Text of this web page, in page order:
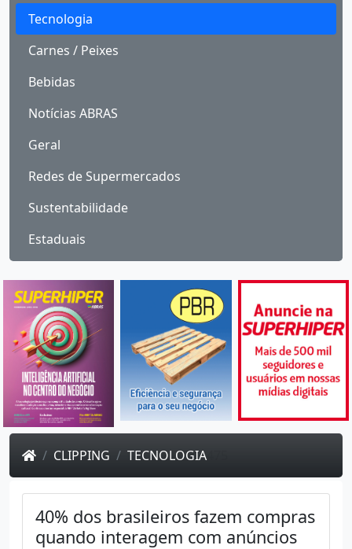
Tecnologia
Carnes / Peixes
Bebidas
Notícias ABRAS
Geral
Redes de Supermercados
Sustentabilidade
Estaduais
CLIPPING TECNOLOGIA
40% dos brasileiros fazem compras
quando interagem com anúncios